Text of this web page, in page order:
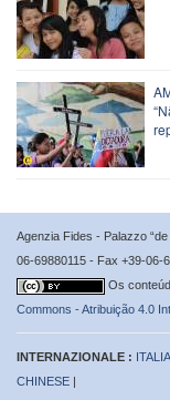
Agenzia Fides - Palazzo
06-69880115 - Fax +39-06-
Os
Commons - Atribuição 4.0
INTERNAZIONALE :
CHINESE |